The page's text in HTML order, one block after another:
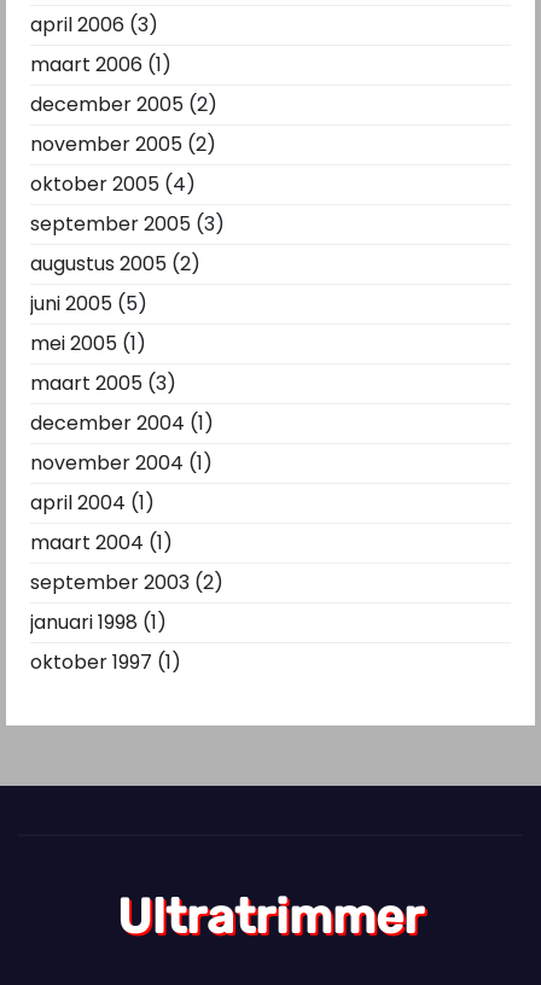
april 2006 (3)
maart 2006 (1)
december 2005 (2)
november 2005 (2)
oktober 2005 (4)
september 2005 (3)
augustus 2005 (2)
juni 2005 (5)
mei 2005 (1)
maart 2005 (3)
december 2004 (1)
november 2004 (1)
april 2004 (1)
maart 2004 (1)
september 2003 (2)
januari 1998 (1)
oktober 1997 (1)
Ultratrimmer